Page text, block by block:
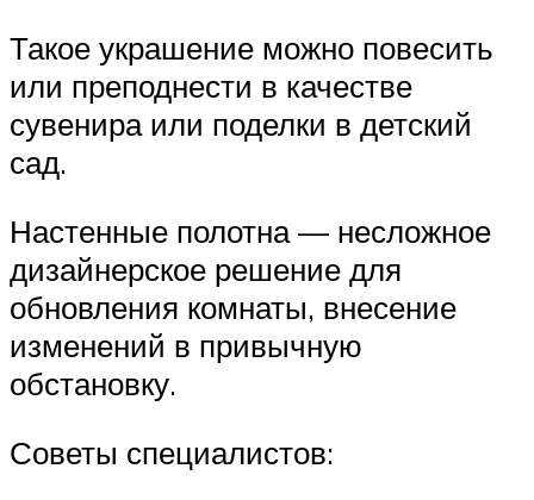
Такое украшение можно повесить
или преподнести в качестве
сувенира или поделки в детский
сад.
Настенные полотна — несложное
дизайнерское решение для
обновления комнаты, внесение
изменений в привычную
обстановку.
Советы специалистов: